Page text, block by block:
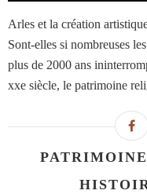
Arles et la création
Sont-elles si nombreuses
plus de 2000 ans
xxe siècle, le patrimoine